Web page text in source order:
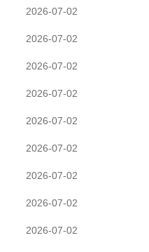
2026-07-02
2026-07-02
2026-07-02
2026-07-02
2026-07-02
2026-07-02
2026-07-02
2026-07-02
2026-07-02